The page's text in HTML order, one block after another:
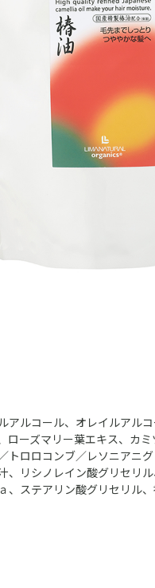
アルコール、オレイルアル
ローズマリー葉エキス、カ
トロロコンブ／レソニアニ
、リシノレイン酸グリセリ
、ステアリン酸グリセリル